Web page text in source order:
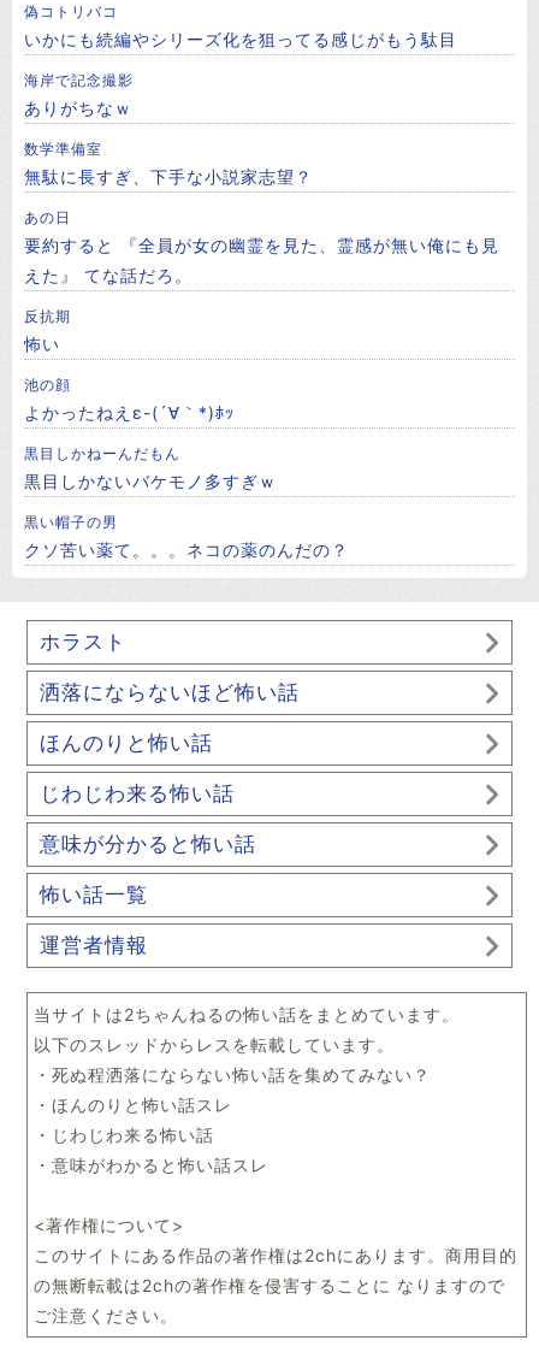
偽コトリバコ
いかにも続編やシリーズ化を狙ってる感じがもう駄目
海岸で記念撮影
ありがちなｗ
数学準備室
無駄に長すぎ、下手な小説家志望？
あの日
要約すると 『全員が女の幽霊を見た、霊感が無い俺にも見
えた』 てな話だろ。
反抗期
怖い
池の顔
よかったねえε-(´∀｀*)ﾎｯ
黒目しかねーんだもん
黒目しかないバケモノ多すぎｗ
黒い帽子の男
クソ苦い薬て。。。ネコの薬のんだの？
ホラスト
洒落にならないほど怖い話
ほんのりと怖い話
じわじわ来る怖い話
意味が分かると怖い話
怖い話一覧
運営者情報
当サイトは2ちゃんねるの怖い話をまとめています。
以下のスレッドからレスを転載しています。
・死ぬ程洒落にならない怖い話を集めてみない？
・ほんのりと怖い話スレ
・じわじわ来る怖い話
・意味がわかると怖い話スレ
<著作権について>
このサイトにある作品の著作権は2chにあります。商用目的
の無断転載は2chの著作権を侵害することに なりますので
ご注意ください。